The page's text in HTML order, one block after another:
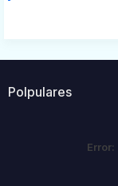
Polpulares
Error: